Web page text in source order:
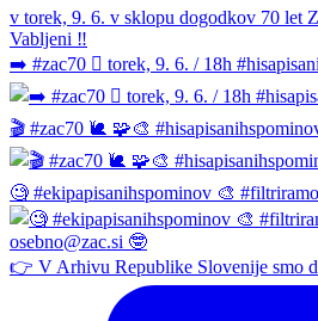
➡️ #zac70 🫆 torek, 9. 6. / 18h
🎬 #zac70 🐌 🧩🎨
🧐 #ekipapisanihspominov 🎨
👉 V Arhivu Republike Slovenije smo